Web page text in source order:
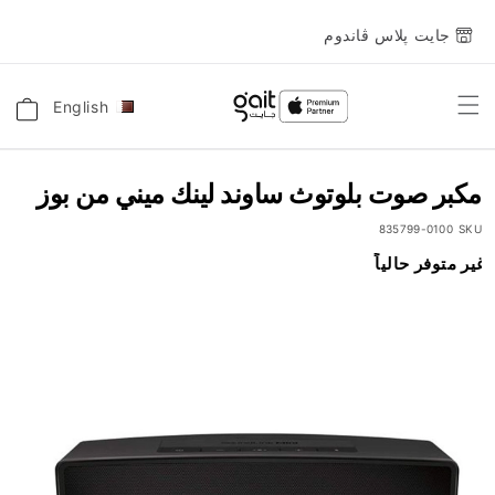
جايت پلاس ڤاندوم
اللغةEnglish
Toggle
مكبر صوت بلوتوث ساوند لينك ميني من بوز
SKU
835799-0100
انتقل
إلى
غير متوفر حالياً